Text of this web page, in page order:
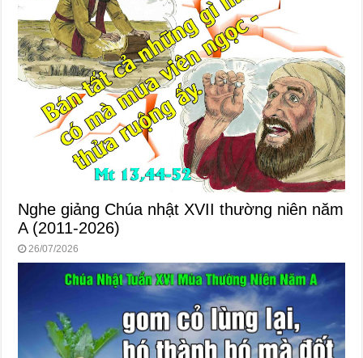
Nghe giảng Chúa nhật XVII thường niên năm
A (2011-2026)
26/07/2026